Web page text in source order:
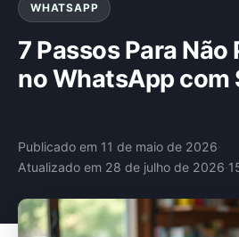
WHATSAPP
7 Passos Para Não
no WhatsApp com
Publicado em 11 de maio de 2026·
Atualizado em 28 de julho de 2026·